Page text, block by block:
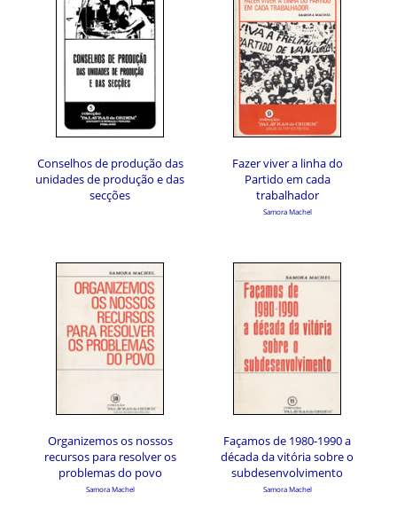
Conselhos de produção das
unidades de produção e das
secções
Fazer viver a linha do
Partido em cada
trabalhador
Samora Machel
Organizemos os nossos
recursos para resolver os
problemas do povo
Samora Machel
Façamos de 1980-1990 a
década da vitória sobre o
subdesenvolvimento
Samora Machel